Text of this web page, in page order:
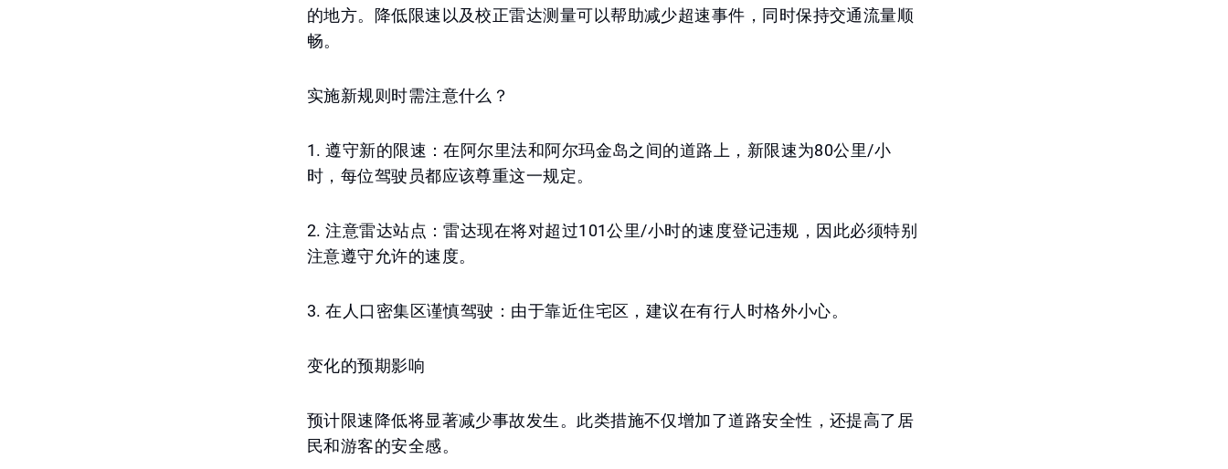
的地方。降低限速以及校正雷达测量可以帮助减少超速事件，同时保持交通流量顺
畅。
实施新规则时需注意什么？
1. 遵守新的限速：在阿尔里法和阿尔玛金岛之间的道路上，新限速为80公里/小
时，每位驾驶员都应该尊重这一规定。
2. 注意雷达站点：雷达现在将对超过101公里/小时的速度登记违规，因此必须特别
注意遵守允许的速度。
3. 在人口密集区谨慎驾驶：由于靠近住宅区，建议在有行人时格外小心。
变化的预期影响
预计限速降低将显著减少事故发生。此类措施不仅增加了道路安全性，还提高了居
民和游客的安全感。